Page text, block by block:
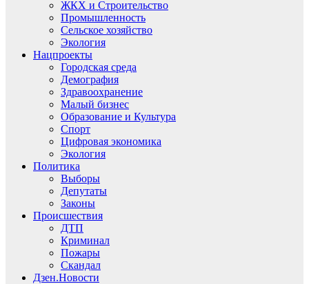
ЖКХ и Строительство
Промышленность
Сельское хозяйство
Экология
Нацпроекты
Городская среда
Демография
Здравоохранение
Малый бизнес
Образование и Культура
Спорт
Цифровая экономика
Экология
Политика
Выборы
Депутаты
Законы
Происшествия
ДТП
Криминал
Пожары
Скандал
Дзен.Новости